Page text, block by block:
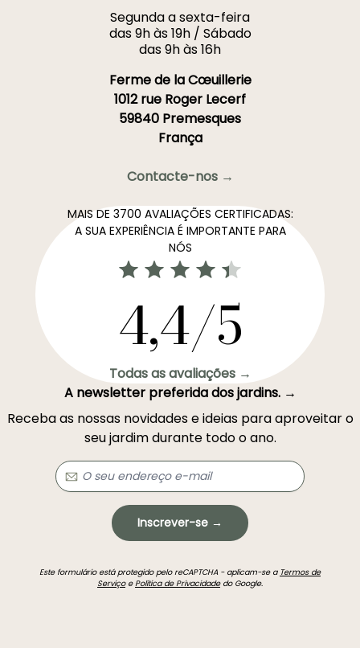
Segunda a sexta-feira
das 9h às 19h / Sábado
das 9h às 16h
Ferme de la Cœuillerie
1012 rue Roger Lecerf
59840 Premesques
França
Contacte-nos →
MAIS DE 3700 AVALIAÇÕES CERTIFICADAS:
A SUA EXPERIÊNCIA É IMPORTANTE PARA
NÓS
4,4/5
Todas as avaliações →
A newsletter preferida dos jardins. →
Receba as nossas novidades e ideias para aproveitar o
seu jardim durante todo o ano.
Inscrever-se →
Este formulário está protegido pelo reCAPTCHA - aplicam-se a Termos de
ServiçoePolítica de Privacidadedo Google.